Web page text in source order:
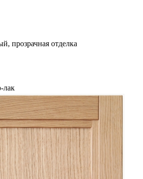
прозрачная отделка
лак